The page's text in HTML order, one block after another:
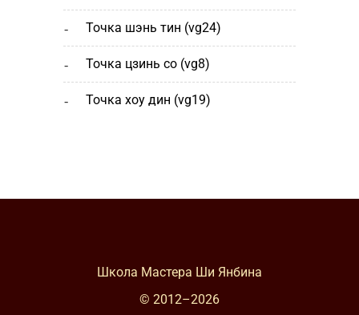
точка шэнь тин (vg24)
точка цзинь со (vg8)
точка хоу дин (vg19)
Школа Мастера Ши Янбина
© 2012–2026